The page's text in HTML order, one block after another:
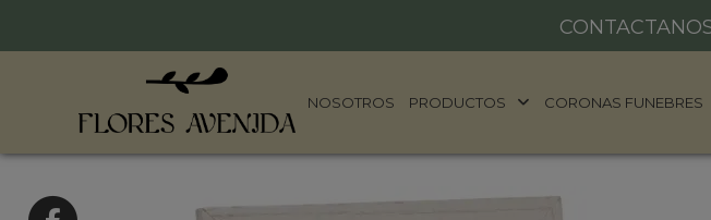
NOSOTROS PRODUCTOS CORONAS FUNEBRES